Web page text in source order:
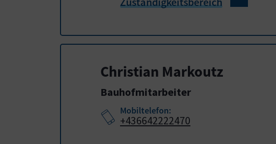
Christian Markoutz
Bauhofmitarbeiter
Mobiltelefon:
+436642222470